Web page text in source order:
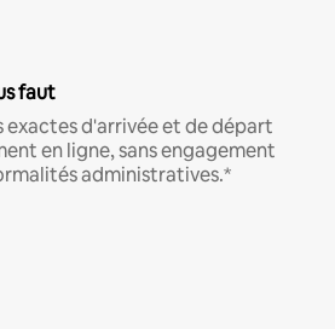
faut
exactes d'arrivée et de départ
en ligne, sans engagement
administratives.*